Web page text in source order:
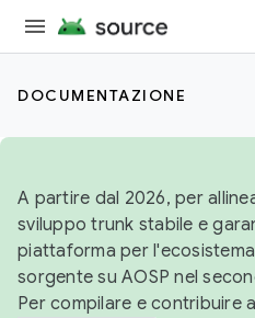
DOCUMENTAZIONE
A partire dal 2026, per
sviluppo trunk stabile e
piattaforma per
sorgente su AOSP nel
Per compilare e contribuire